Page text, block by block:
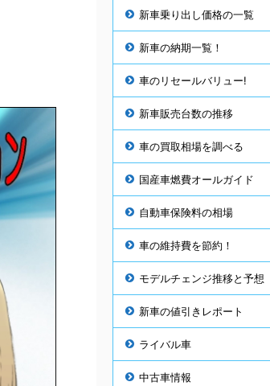
新車乗り出し価格の一覧
新車の納期一覧！
車のリセールバリュー!
新車販売台数の推移
車の買取相場を調べる
国産車燃費オールガイド
自動車保険料の相場
車の維持費を節約！
モデルチェンジ推移と予想
新車の値引きレポート
ライバル車
中古車情報